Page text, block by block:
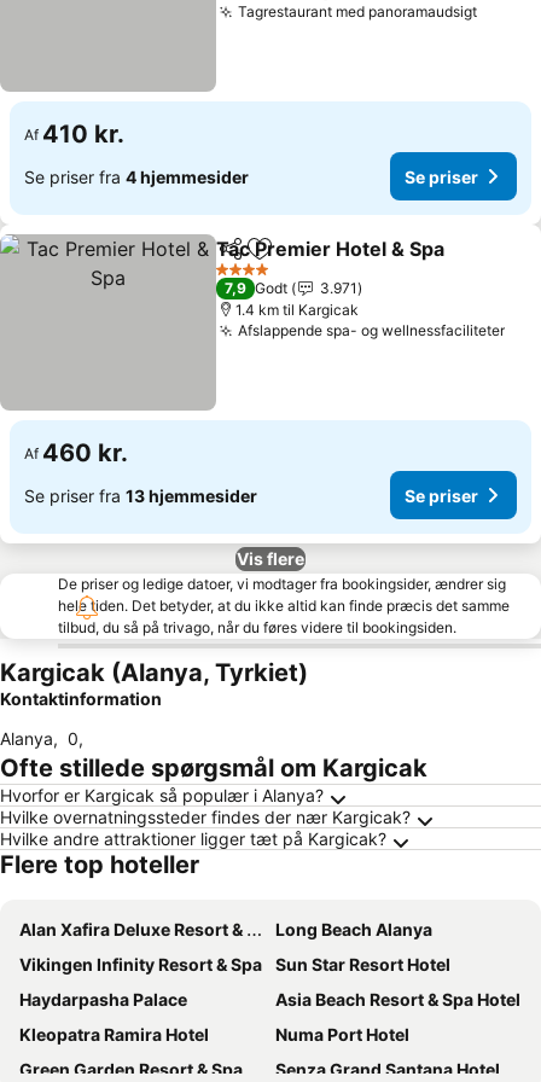
Tagrestaurant med panoramaudsigtSe
Af 410 kr.
Se priser fra 4 hjemmesider Se priser
Del Føj til favoritter
Tac Premier Hotel & Spa
4 Stjerner
7,9 Godt
3.971
1.4 km til Kargicak
Afslappende spa- og wellnessfaciliteterSe
Af 460 kr.
Se priser fra 13 hjemmesider Se priser
Vis flere
De priser og ledige datoer, vi modtager fra bookingsider, ændrer sig
hele tiden. Det betyder, at du ikke altid kan finde præcis det samme
tilbud, du så på trivago, når du føres videre til bookingsiden.
Kargicak (Alanya, Tyrkiet)
Kontaktinformation
Alanya, 0,
Ofte stillede spørgsmål om Kargicak
Hvorfor er Kargicak så populær i Alanya?
Hvilke overnatningssteder findes der nær Kargicak?
Hvilke andre attraktioner ligger tæt på Kargicak?
Flere top hoteller
Alan Xafira Deluxe Resort & Spa-ULTRA ALL INCLUSIVE
Long Beach Alanya
Vikingen Infinity Resort & Spa
Sun Star Resort Hotel
Haydarpasha Palace
Asia Beach Resort & Spa Hotel
Kleopatra Ramira Hotel
Numa Port Hotel
Green Garden Resort & Spa Hotel
Senza Grand Santana Hotel